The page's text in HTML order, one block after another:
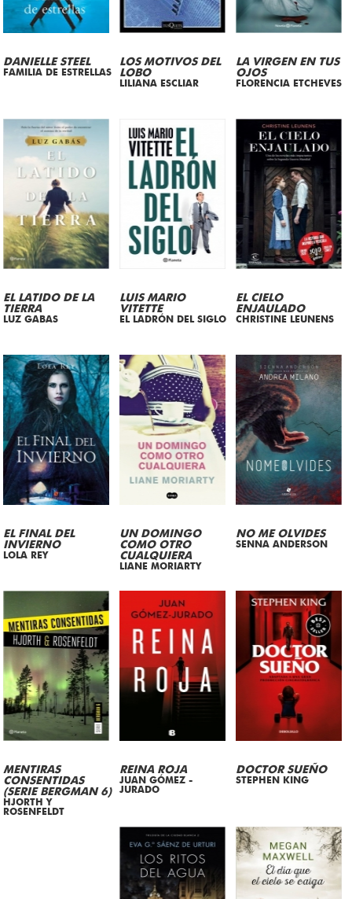
DANIELLE STEEL
FAMILIA DE ESTRELLAS
LOS MOTIVOS DEL
LOBO
LILIANA ESCLIAR
LA VIRGEN EN TUS
OJOS
FLORENCIA ETCHEVES
EL LATIDO DE LA
TIERRA
LUZ GABAS
LUIS MARIO
VITETTE
EL LADRÓN DEL SIGLO
EL CIELO
ENJAULADO
CHRISTINE LEUNENS
EL FINAL DEL
INVIERNO
LOLA REY
UN DOMINGO
COMO OTRO
CUALQUIERA
LIANE MORIARTY
NO ME OLVIDES
SENNA ANDERSON
MENTIRAS
CONSENTIDAS
(SERIE BERGMAN 6)
HJORTH Y
ROSENFELDT
REINA ROJA
JUAN GÓMEZ -
JURADO
DOCTOR SUEÑO
STEPHEN KING